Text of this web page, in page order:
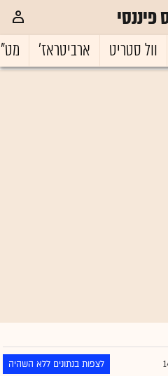
פיננסי
וול סטריט ארביטראז'
לצפות בנתונים ללא השהיה